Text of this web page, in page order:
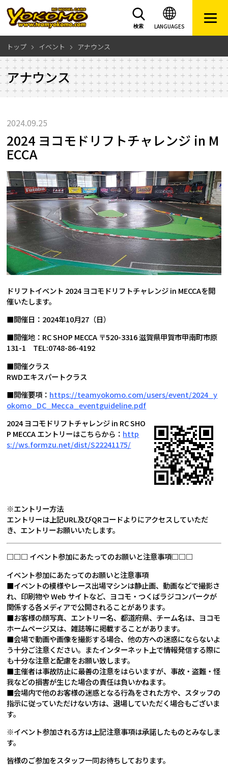
LANGUAGES
検索
トップ イベント アナウンス
アナウンス
2024.09.25
2024 ヨコモドリフトチャレンジ in M
ECCA
ドリフトイベント 2024 ヨコモドリフトチャレンジ in MECCAを開
催いたします。
■開催日：2024年10月27（日）
■開催地：RC SHOP MECCA 〒520-3316 滋賀県甲賀市甲南町市原
131-1 TEL:0748-86-4192
■開催クラス
RWDエキスパートクラス
■開催要項： https://teamyokomo.com/users/event/2024_y
okomo_DC_Mecca_eventguideline.pdf
2024 ヨコモドリフトチャレンジ in RC SHO
P MECCA エントリーはこちらから： http
s://ws.formzu.net/dist/S22241175/
※エントリー方法
エントリーは上記URL及びQRコードよりにアクセスしていただ
き、エントリーお願いいたします。
□□□ イベント参加にあたってのお願いと注意事項□□□
イベント参加にあたってのお願いと注意事項
■イベントの模様やレース出場マシンは静止画、動画などで撮影さ
れ、印刷物や Web サイトなど、ヨコモ・つくばラジコンパークが
関係する各メディアで公開されることがあります。
■お客様の顔写真、エントリー名、都道府県、チーム名は、ヨコモ
ホームページ又は、雑誌等に掲載することがあります。
■会場で動画や画像を撮影する場合、他の方への迷惑にならないよ
う十分ご注意ください。またインターネット上で情報発信する際に
も十分な注意と配慮をお願い致します。
■主催者は事故防止に最善の注意をはらいますが、事故・盗難・怪
我などの損害が生じた場合の責任は負いかねます。
■会場内で他のお客様の迷惑となる行為をされた方や、スタッフの
指示に従っていただけない方は、退場していただく場合もございま
す。
※イベント参加される方は上記注意事項は承諾したものとみなしま
す。
皆様のご参加をスタッフ一同お待ちしております。